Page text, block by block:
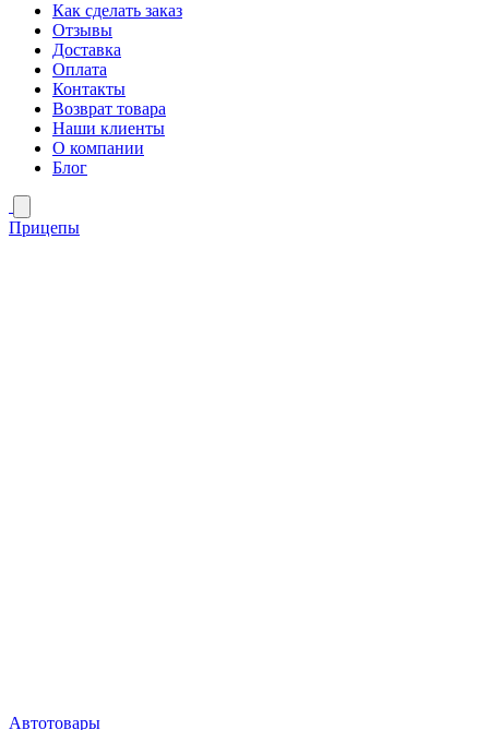
Как сделать заказ
Отзывы
Доставка
Оплата
Контакты
Возврат товара
Наши клиенты
О компании
Блог
Прицепы
Автотовары